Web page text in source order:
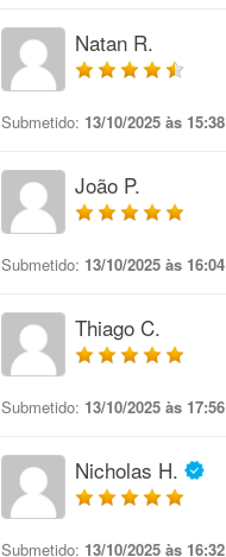
Natan R.
Submetido: 13/10/2025 às 15:38
João P.
Submetido: 13/10/2025 às 16:04
Thiago C.
Submetido: 13/10/2025 às 17:56
Nicholas H.
Submetido: 13/10/2025 às 16:32